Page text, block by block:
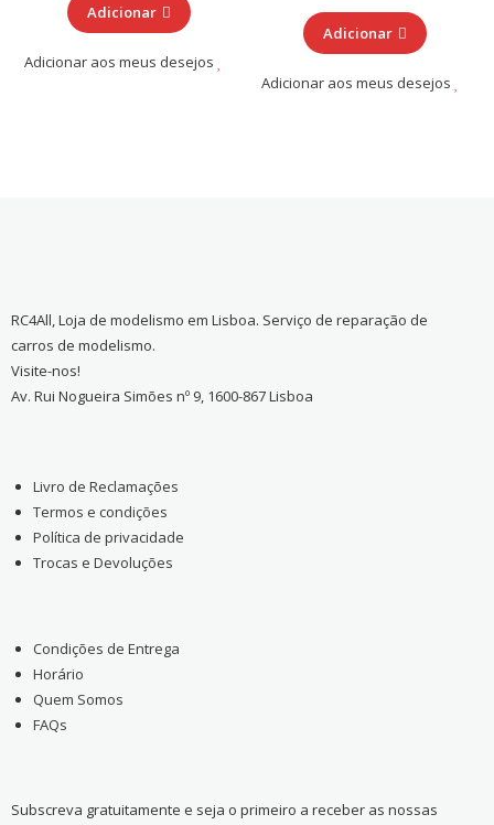
Adicionar
Adicionar aos meus desejos
Adicionar
Adicionar aos meus desejos
RC4All, Loja de modelismo em Lisboa. Serviço de reparação de
carros de modelismo.
Visite-nos!
Av. Rui Nogueira Simões nº 9, 1600-867 Lisboa
Livro de Reclamações
Termos e condições
Política de privacidade
Trocas e Devoluções
Condições de Entrega
Horário
Quem Somos
FAQs
Subscreva gratuitamente e seja o primeiro a receber as nossas